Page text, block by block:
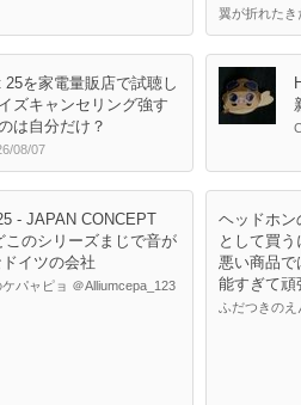
翼が折れた
を家電量販店で試聴し
ズキャンセリング強す
は自分だけ？
08/07
- JAPAN CONCEPT
このシリーズまじで音が
イツの会社
パャピョ ＠Alliumcepa_123
ヘッドホン
として買
悪い商品で
能すぎて頑
ふだつきの